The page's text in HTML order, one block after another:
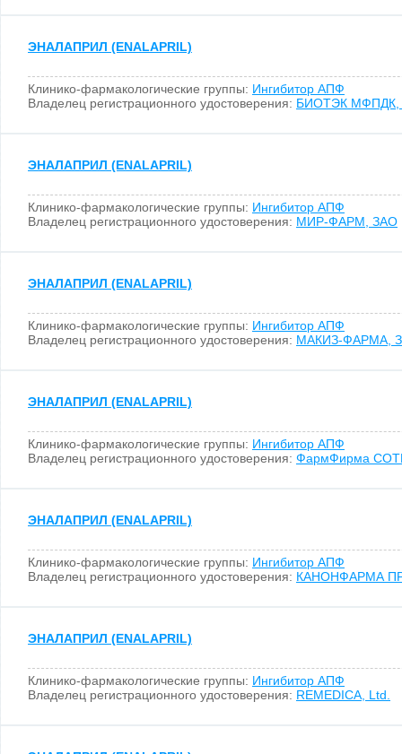
ЭНАЛАПРИЛ (ENALAPRIL)
Клинико-фармакологические группы: Ингибитор АПФ
Владелец регистрационного удостоверения: БИОТЭК МФПДК,
ЭНАЛАПРИЛ (ENALAPRIL)
Клинико-фармакологические группы: Ингибитор АПФ
Владелец регистрационного удостоверения: МИР-ФАРМ, ЗАО
ЭНАЛАПРИЛ (ENALAPRIL)
Клинико-фармакологические группы: Ингибитор АПФ
Владелец регистрационного удостоверения: МАКИЗ-ФАРМА,
ЭНАЛАПРИЛ (ENALAPRIL)
Клинико-фармакологические группы: Ингибитор АПФ
Владелец регистрационного удостоверения: ФармФирма
ЭНАЛАПРИЛ (ENALAPRIL)
Клинико-фармакологические группы: Ингибитор АПФ
Владелец регистрационного удостоверения: КАНОНФАРМА
ЭНАЛАПРИЛ (ENALAPRIL)
Клинико-фармакологические группы: Ингибитор АПФ
Владелец регистрационного удостоверения: REMEDICA, Ltd.